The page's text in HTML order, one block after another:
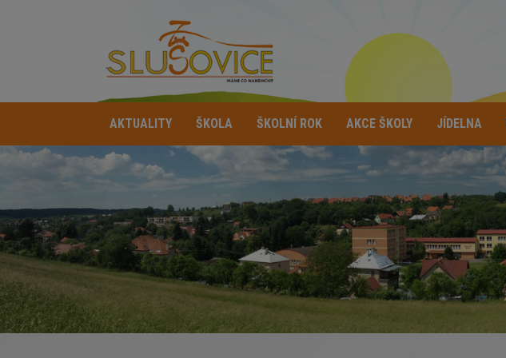
AKTUALITY ŠKOLA ŠKOLNÍ ROK AKCE ŠKOLY JÍDELNA